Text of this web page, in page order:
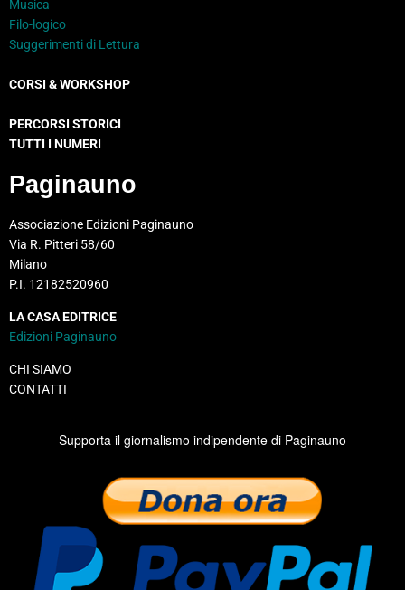
Musica
Filo-logico
Suggerimenti di Lettura
CORSI & WORKSHOP
PERCORSI STORICI
TUTTI I NUMERI
Paginauno
Associazione Edizioni Paginauno
Via R. Pitteri 58/60
Milano
P.I. 12182520960
LA CASA EDITRICE
Edizioni Paginauno
CHI SIAMO
CONTATTI
Supporta il giornalismo indipendente di Paginauno